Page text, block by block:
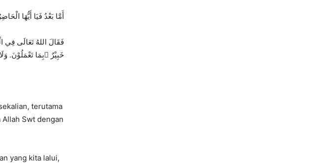
أَمَّا بَعْدُ فَيَا أَيُّهَا
فَقَالَ اللهُ تَعَالَى فِي
خَبِيْرٌ ۢبِمَا تَعْمَلُوْنَ.
terutama
Swt dengan
yang kita lalui,